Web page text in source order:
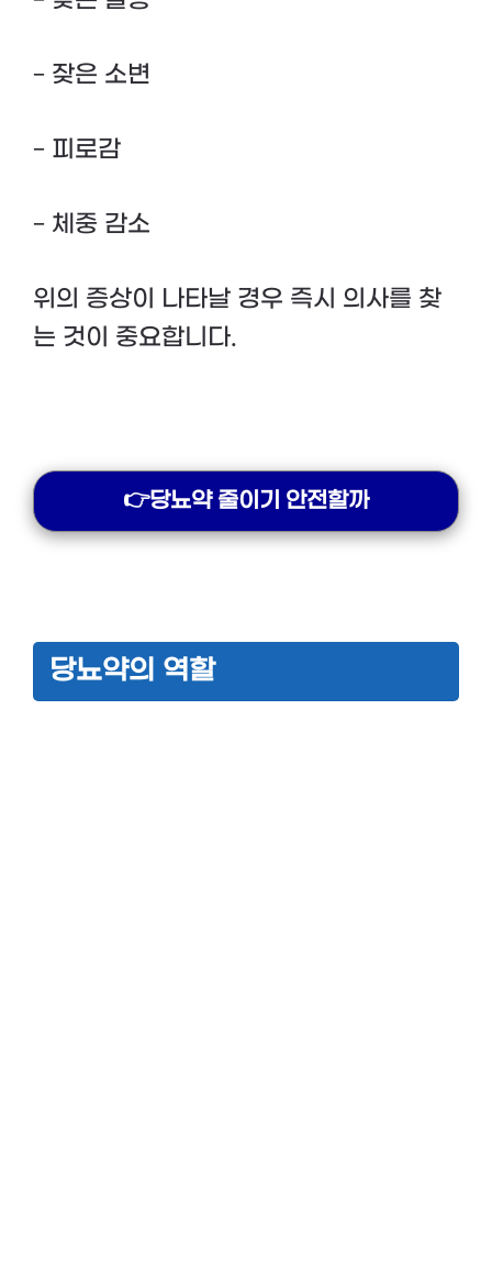
– 잦은 소변
– 피로감
– 체중 감소
위의 증상이 나타날 경우 즉시 의사를 찾
는 것이 중요합니다.
👉당뇨약 줄이기 안전할까
당뇨약의 역할